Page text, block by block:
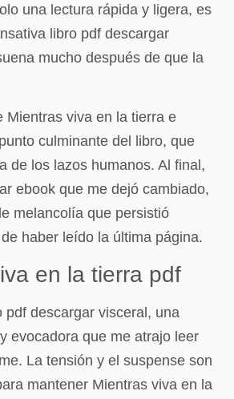
una lectura rápida y ligera, es
libro pdf descargar
mucho después de que la
Mientras viva en la tierra e
culminante del libro, que
de los lazos humanos. Al final,
ebook que me dejó cambiado,
melancolía que persistió
haber leído la última página.
en la tierra pdf
pdf descargar visceral, una
evocadora que me atrajo leer
La tensión y el suspense son
mantener Mientras viva en la